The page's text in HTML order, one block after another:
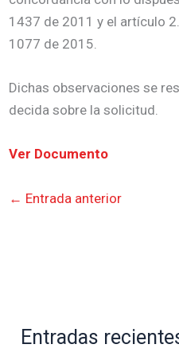
1437 de 2011 y el artículo
1077 de 2015.
Dichas observaciones se
decida sobre la solicitud.
Ver Documento
← Entrada anterior
Entradas